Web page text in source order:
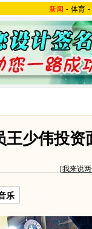
新闻 - 体育 -
王少伟投资
[我来说
乐